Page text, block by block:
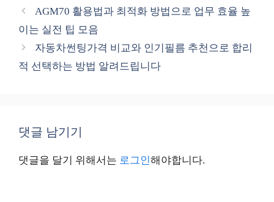
테
리
AGM70 활용법과 최적화 방법으로 업무 효율 높
이는 실전 팁 모음
자동차썬팅가격 비교와 인기필름 추천으로 합리
적 선택하는 방법 알려드립니다
댓글 남기기
댓글을 달기 위해서는 로그인해야합니다.